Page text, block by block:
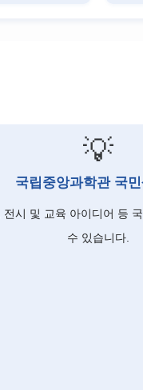
💡
국립중앙과학관 국
시 및 교육 아이디어 등
수 있습니다.